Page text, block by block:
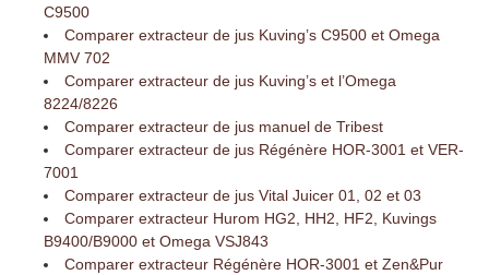
C9500
Comparer extracteur de jus Kuving’s C9500 et Omega
MMV 702
Comparer extracteur de jus Kuving’s et l’Omega
8224/8226
Comparer extracteur de jus manuel de Tribest
Comparer extracteur de jus Régénère HOR-3001 et VER-
7001
Comparer extracteur de jus Vital Juicer 01, 02 et 03
Comparer extracteur Hurom HG2, HH2, HF2, Kuvings
B9400/B9000 et Omega VSJ843
Comparer extracteur Régénère HOR-3001 et Zen&Pur